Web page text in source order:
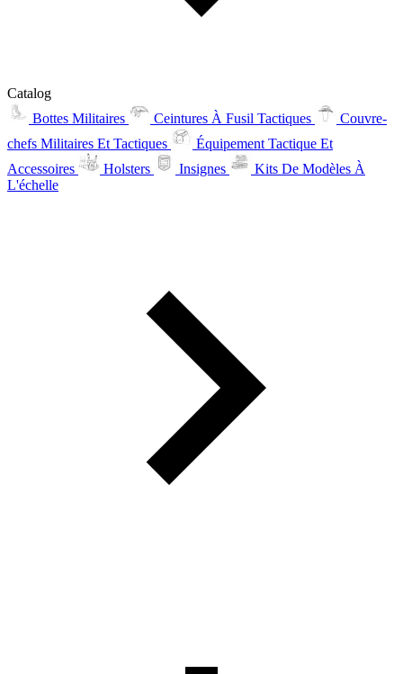
Catalog
Bottes Militaires
Ceintures À Fusil Tactiques
Couvre-
chefs Militaires Et Tactiques
Équipement Tactique Et
Accessoires
Holsters Insignes
Kits De Modèles À
L'échelle